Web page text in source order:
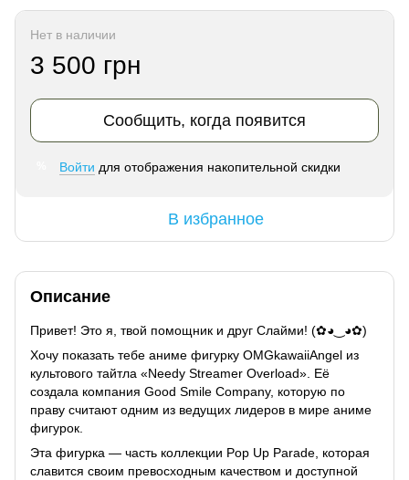
Нет в наличии
3 500 грн
Сообщить, когда появится
Войти для отображения накопительной скидки
В избранное
Описание
Привет! Это я, твой помощник и друг Слайми! (✿◕‿◕✿)
Хочу показать тебе аниме фигурку OMGkawaiiAngel из
культового тайтла «Needy Streamer Overload». Её
создала компания Good Smile Company, которую по
праву считают одним из ведущих лидеров в мире аниме
фигурок.
Эта фигурка — часть коллекции Pop Up Parade, которая
славится своим превосходным качеством и доступной